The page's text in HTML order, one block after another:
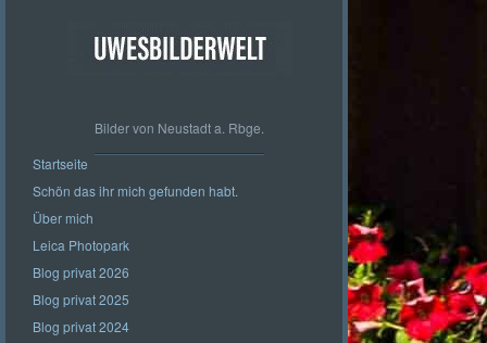
Bilder von Neustadt a. Rbge.
Startseite
Schön das ihr mich gefunden habt.
Über mich
Leica Photopark
Blog privat 2026
Blog privat 2025
Blog privat 2024